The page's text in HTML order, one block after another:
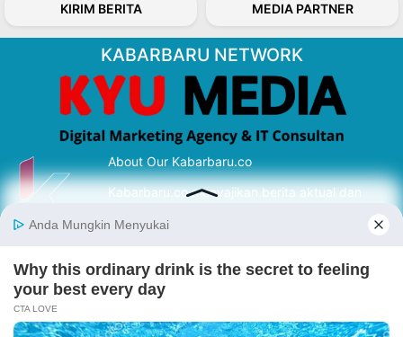
KIRIM BERITA MEDIA PARTNER
KABARBARU NETWORK
About Our Kabarbaru.co
Kabarbaru.co menyajikan berita aktual dan
serta terverifikasi dari sumber yang tepat.
Follow Kabarbaru